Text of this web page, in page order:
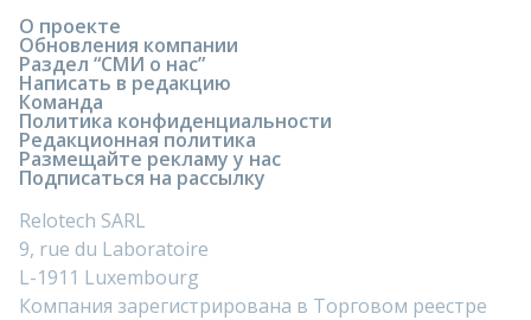
О проекте
Обновления компании
Раздел “СМИ о нас”
Написать в редакцию
Команда
Политика конфиденциальности
Редакционная политика
Размещайте рекламу у нас
Подписаться на рассылку
Relotech SARL
9, rue du Laboratoire
L-1911 Luxembourg
Компания зарегистрирована в Торговом реестре